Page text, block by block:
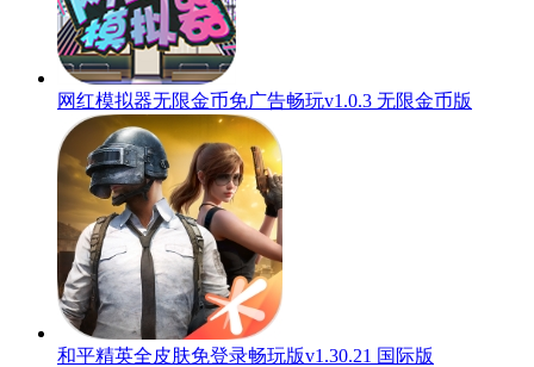
网红模拟器无限金币免广告畅玩v1.0.3 无限金币版
和平精英全皮肤免登录畅玩版v1.30.21 国际版